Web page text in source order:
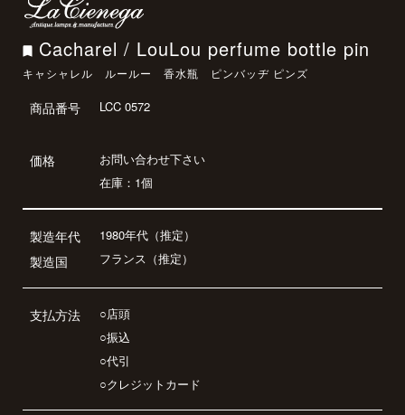
Cacharel / LouLou perfume bottle pin
キャシャレル ルールー 香水瓶 ピンバッヂ ピンズ
商品番号 LCC 0572
価格
お問い合わせ下さい
在庫：1個
製造年代
製造国
1980年代（推定）
フランス（推定）
支払方法
○店頭
○振込
○代引
○クレジットカード